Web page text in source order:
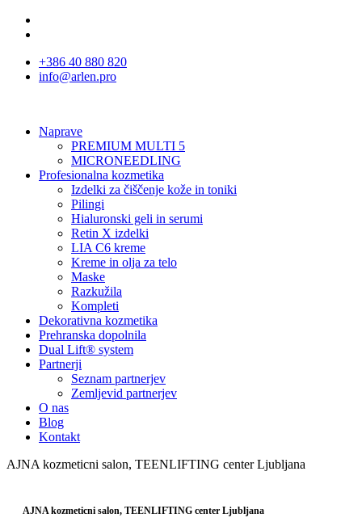
+386 40 880 820
info@arlen.pro
Naprave
PREMIUM MULTI 5
MICRONEEDLING
Profesionalna kozmetika
Izdelki za čiščenje kože in toniki
Pilingi
Hialuronski geli in serumi
Retin X izdelki
LIA C6 kreme
Kreme in olja za telo
Maske
Razkužila
Kompleti
Dekorativna kozmetika
Prehranska dopolnila
Dual Lift® system
Partnerji
Seznam partnerjev
Zemljevid partnerjev
O nas
Blog
Kontakt
AJNA kozmeticni salon, TEENLIFTING center Ljubljana
AJNA kozmeticni salon, TEENLIFTING center Ljubljana